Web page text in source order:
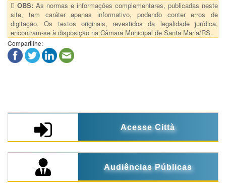
OBS: As normas e informações complementares, publicadas neste
site, tem caráter apenas informativo, podendo conter erros de
digitação. Os textos originais, revestidos da legalidade jurídica,
encontram-se à disposição na Câmara Municipal de Santa Maria/RS.
Compartilhe:
Acesse Città
Audiências Públicas